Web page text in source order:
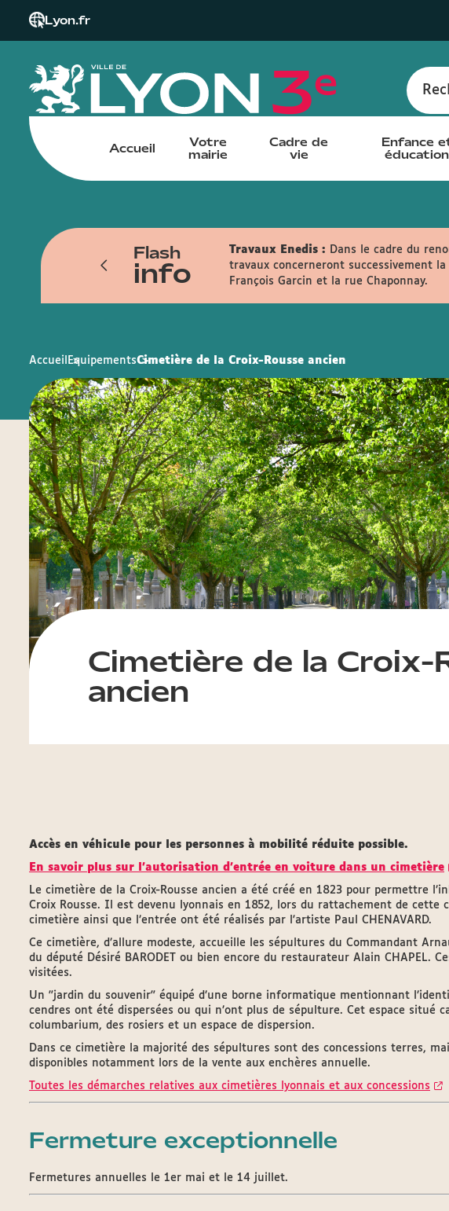
Lyon.fr
Accueil
Votre
mairie
Cadre de
vie
Enfance
éducation
Flash
info
Travaux Enedis :
Dans le cadre du
travaux concerneront successivement
François Garcin et la rue Chaponnay.
Accueil EquipementsCimetière de la Croix-Rousse ancien
Cimetière de la Croix-
ancien
Accès en véhicule pour les personnes à mobilité réduite possible.
En savoir plus sur l'autorisation d'entrée en voiture dans un cimetière
Le cimetière de la Croix-Rousse ancien a été créé en 1823 pour permettre
Croix Rousse. Il est devenu lyonnais en 1852, lors du rattachement de cette
cimetière ainsi que l’entrée ont été réalisés par l'artiste Paul CHENAVARD.
Ce cimetière, d’allure modeste, accueille les sépultures du Commandant
du député Désiré BARODET ou bien encore du restaurateur Alain CHAPEL.
visitées.
Un "jardin du souvenir" équipé d’une borne informatique mentionnant
cendres ont été dispersées ou qui n’ont plus de sépulture. Cet espace situé
columbarium, des rosiers et un espace de dispersion.
Dans ce cimetière la majorité des sépultures sont des concessions terres,
disponibles notamment lors de la vente aux enchères annuelle.
Toutes les démarches relatives aux cimetières lyonnais et aux concessions
Fermeture exceptionnelle
Fermetures annuelles le 1er mai et le 14 juillet.